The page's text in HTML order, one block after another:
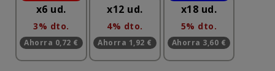
x6 ud.
3% dto.
Ahorra 0,72 €
x12 ud.
4% dto.
Ahorra 1,92 €
x18 ud.
5% dto.
Ahorra 3,60 €